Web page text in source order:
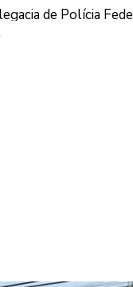
de Polícia